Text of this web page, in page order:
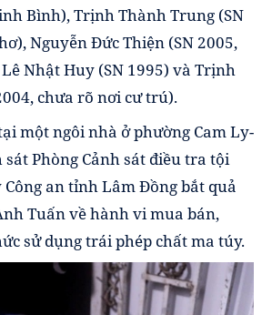
Bình), Trịnh Thành Trung (SN
Nguyễn Đức Thiện (SN 2005,
Nhật Huy (SN 1995) và Trịnh
chưa rõ nơi cư trú).
một ngôi nhà ở phường Cam Ly-
Phòng Cảnh sát điều tra tội
an tỉnh Lâm Đồng bắt quả
Tuấn về hành vi mua bán,
sử dụng trái phép chất ma túy.